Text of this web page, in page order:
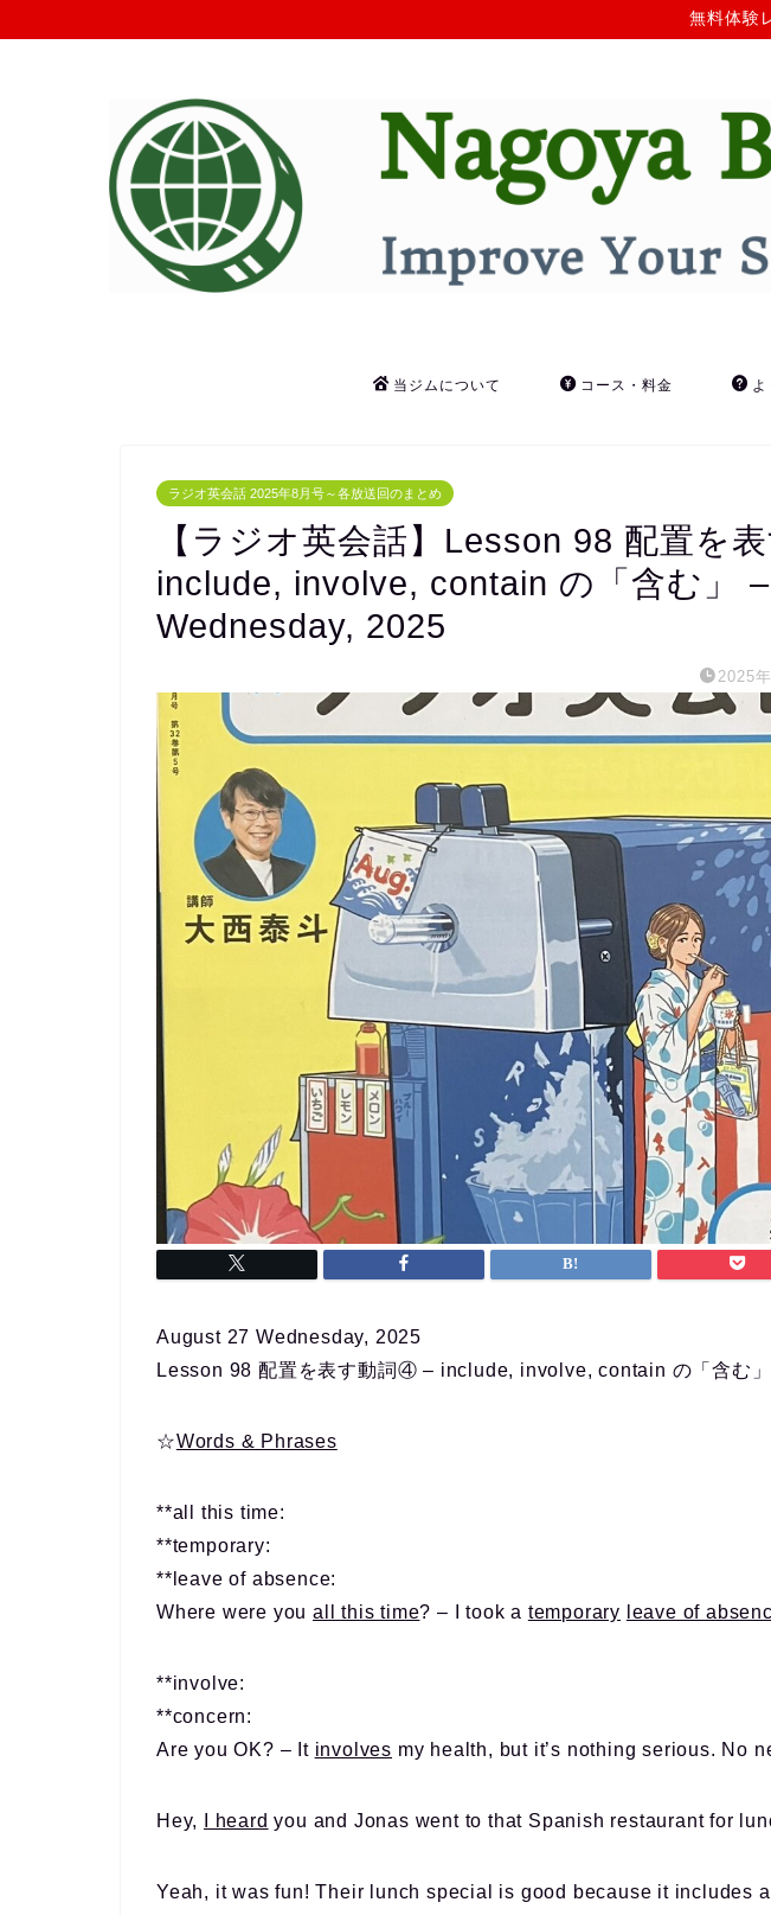
無料体験
当ジムについて コース・料金 よ
ラジオ英会話 2025年8月号～各放送回のまとめ
【ラジオ英会話】Lesson 98 配置を
include, involve, contain の「含む」
Wednesday, 2025
2025
August 27 Wednesday, 2025
Lesson 98 配置を表す動詞④ – include, involve, contain の「含む」
☆Words & Phrases
**all this time:
**temporary:
**leave of absence:
Where were youall this time? – I took a temporary leave of
**involve:
**concern:
Are you OK? – It involves my health, but it’s nothing serious. No
Hey, I heard you and Jonas went to that Spanish restaurant for
Yeah, it was fun! Their lunch special is good because it includes